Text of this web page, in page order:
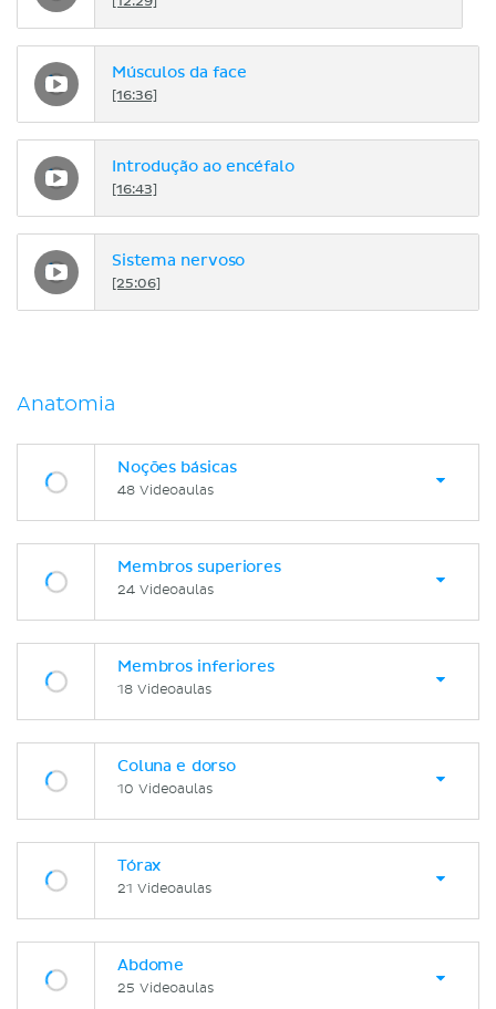
Músculos da face
[16:36]
Introdução ao encéfalo
[16:43]
Sistema nervoso
[25:06]
Anatomia
Noções básicas
48 Videoaulas
Membros superiores
24 Videoaulas
Membros inferiores
18 Videoaulas
Coluna e dorso
10 Videoaulas
Tórax
21 Videoaulas
Abdome
25 Videoaulas